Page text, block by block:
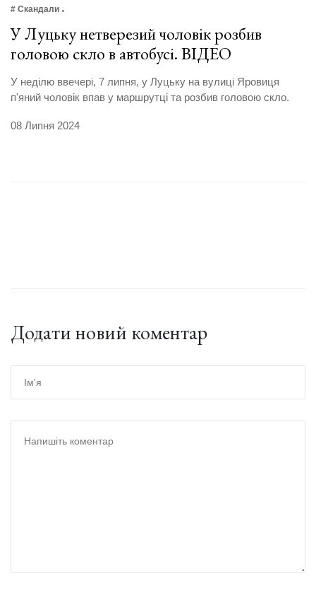
# Скандали
У Луцьку нетверезий чоловік розбив
головою скло в автобусі. ВІДЕО
У неділю ввечері, 7 липня, у Луцьку на вулиці Яровиця
п'яний чоловік впав у маршрутці та розбив головою скло.
08 Липня 2024
Додати новий коментар